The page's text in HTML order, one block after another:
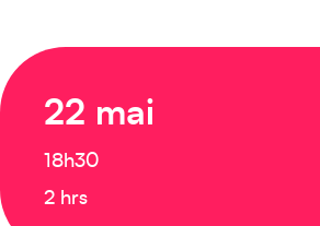
22 mai
18h30
2 hrs